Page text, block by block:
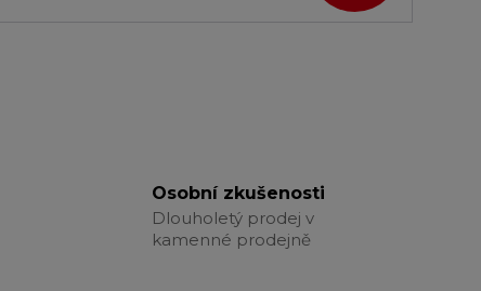
Osobní zkušenosti
Dlouholetý prodej v
kamenné prodejně